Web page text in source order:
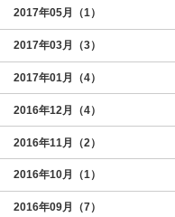
2017年05月（1）
2017年03月（3）
2017年01月（4）
2016年12月（4）
2016年11月（2）
2016年10月（1）
2016年09月（7）